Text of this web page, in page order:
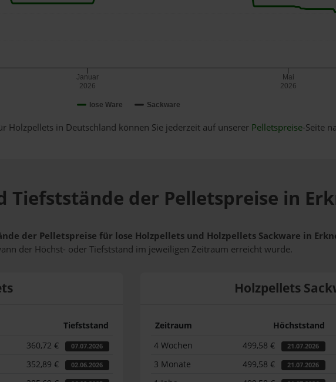
lose Ware Sackware
Januar
2026
Mai
2026
Holzpellets in Deutschland können Sie jederzeit auf unserer Pelletspreise-Seite
Tiefststände der Pelletspreise in
der Pelletspreise für lose Holzpellets und Holzpellets Sackware in
der Höchst- oder Tiefststand im jeweiligen Zeitraum erreicht wurde.
Tiefststand
360,72 € 07.07.2026
352,89 € 02.06.2026
Holzpellets
Zeitraum Höchststand
4 Wochen
499,58 € 21.07.2026
3 Monate 499,58 € 21.07.2026